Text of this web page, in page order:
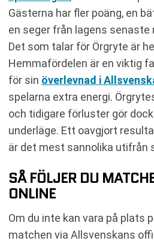
Gästerna har fler poäng, en
en seger från lagens senaste
Det som talar för Örgryte är
Hemmafördelen är en viktig
för sin överlevnad i
spelarna extra energi.
och tidigare förluster gör
underläge. Ett oavgjort
är det mest sannolika utifrån
SÅ FÖLJER DU
ONLINE
Om du inte kan vara på plats
matchen via Allsvenskans